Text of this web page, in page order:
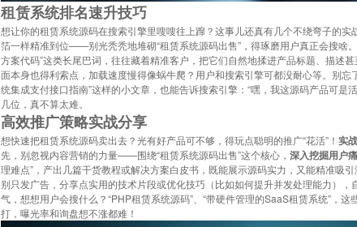
租赁系统排名速升技巧
想让你的租赁系统源码在搜索引擎里嗖嗖往上蹿？这事儿还真有几个不绕弯子的
箔一样精准到位——别光秃秃地堆砌“租赁系统源码出售”，得琢磨用户真正会搜啥
方案代码”这类长尾巴词，往往藏着精准客户，把它们自然地揉进产品标题、描述
面本身也得利索点，加载速度慢得像蜗牛爬？用户和搜索引擎可都没耐心等。别
统集成支付接口指南”这样的小文章，也能告诉搜索引擎：“嘿，我这源码产品可是
几位，真不算太难。
高效推广策略实战分享
想快速把租赁系统源码卖出去？光有好产品可不够，得玩点聪明的推广“花活”！实
先，别忽视内容营销的力量——围绕“租赁系统源码出售”这个核心，深入挖掘用户
理难点”，产出几篇干货教程或解决方案白皮书，既能展示源码实力，又能精准吸
别只发广告，分享点实用的技术片段或优化技巧（比如如何提升并发处理能力），
气，想想用户会搜什么？“PHP租赁系统源码”、“带硬件管理的SaaS租赁系统”，
打，曝光率和询盘想不涨都难！